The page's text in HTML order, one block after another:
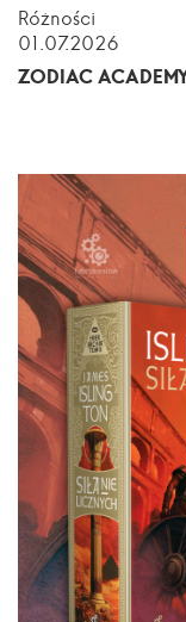
Różności
01.07.2026
ZODIAC